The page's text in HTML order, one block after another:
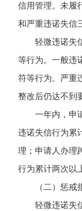
信用管理。未履
和严重违诺失信
轻微违诺失信
等行为。一般违
符等行为。 严重
整改后仍达不到
一年内，申
违诺失信行为累
理；申请人办理
行为累计两次以
（二）惩戒
轻微违诺失信